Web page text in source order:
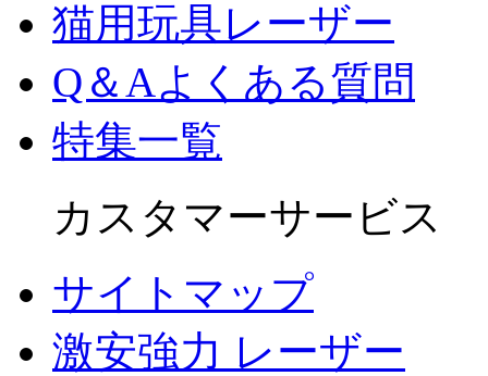
猫用玩具レーザー
Q＆Aよくある質問
特集一覧
カスタマーサービス
サイトマップ
激安強力 レーザー